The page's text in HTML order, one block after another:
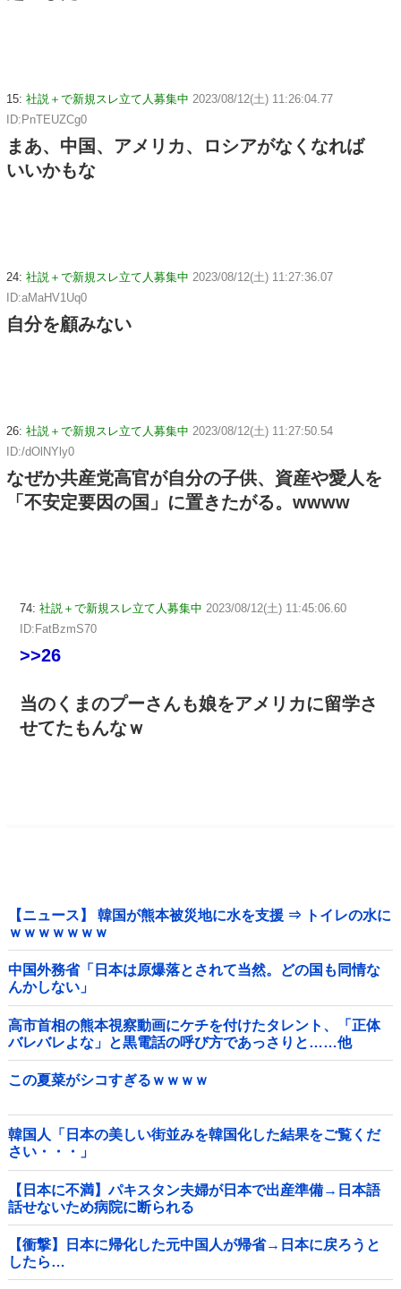
15: 社説＋で新規スレ立て人募集中 2023/08/12(土) 11:26:04.77
ID:PnTEUZCg0
まあ、中国、アメリカ、ロシアがなくなれば
いいかもな
24: 社説＋で新規スレ立て人募集中 2023/08/12(土) 11:27:36.07
ID:aMaHV1Uq0
自分を顧みない
26: 社説＋で新規スレ立て人募集中 2023/08/12(土) 11:27:50.54
ID:/dOlNYly0
なぜか共産党高官が自分の子供、資産や愛人を
「不安定要因の国」に置きたがる。wwww
74: 社説＋で新規スレ立て人募集中 2023/08/12(土) 11:45:06.60
ID:FatBzmS70
>>26
当のくまのプーさんも娘をアメリカに留学さ
せてたもんなｗ
【ニュース】 韓国が熊本被災地に水を支援 ⇒ トイレの水に
ｗｗｗｗｗｗｗ
中国外務省「日本は原爆落とされて当然。どの国も同情な
んかしない」
高市首相の熊本視察動画にケチを付けたタレント、「正体
バレバレよな」と黒電話の呼び方であっさりと……他
この夏菜がシコすぎるｗｗｗｗ
韓国人「日本の美しい街並みを韓国化した結果をご覧くだ
さい・・・」
【日本に不満】パキスタン夫婦が日本で出産準備→日本語
話せないため病院に断られる
【衝撃】日本に帰化した元中国人が帰省→日本に戻ろうと
したら…